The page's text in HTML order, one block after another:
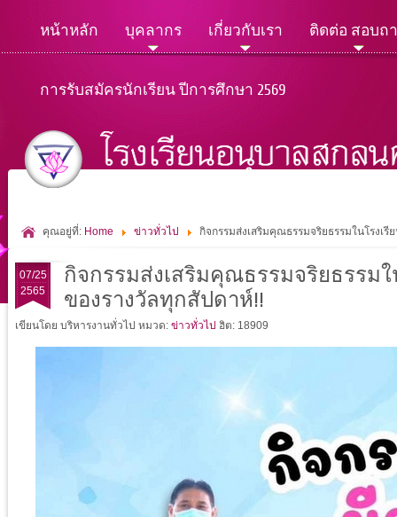
หน้าหลัก บุคลากร เกี่ยวกับเรา ติดต่อ สอบถ
การรับสมัครนักเรียน ปีการศึกษา 2569
คุณอยู่ที่: Home ข่าวทั่วไป กิจกรรมส่งเสริมคุณธรรมจริยธรรมในโรงเ
07/25
2565
กิจกรรมส่งเสริมคุณธรรมจริยธรรม
ของรางวัลทุกสัปดาห์!!
เขียนโดย บริหารงานทั่วไป หมวด: ข่าวทั่วไป ฮิต: 18909